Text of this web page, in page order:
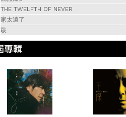
THE TWELFTH OF NEVER
家太遠了
跋